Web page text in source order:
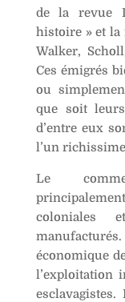
de la revue
histoire » et
Walker,
Ces émigrés
ou
que soit
d’entre eux
l’un
Le
coloniales
manufacturés.
économique
l’exploitation